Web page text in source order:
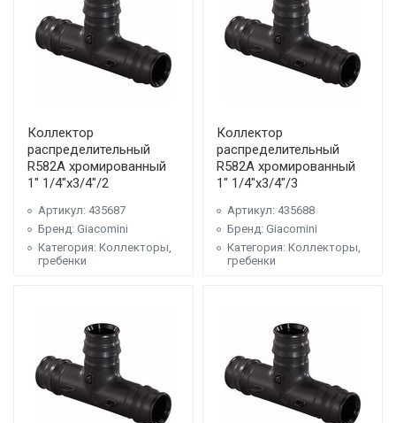
Коллектор
распределительный
R582A хромированный
1" 1/4"x3/4"/2
Артикул: 435687
Бренд: Giacomini
Категория: Коллекторы,
гребенки
Коллектор
распределительный
R582A хромированный
1" 1/4"x3/4"/3
Артикул: 435688
Бренд: Giacomini
Категория: Коллекторы,
гребенки